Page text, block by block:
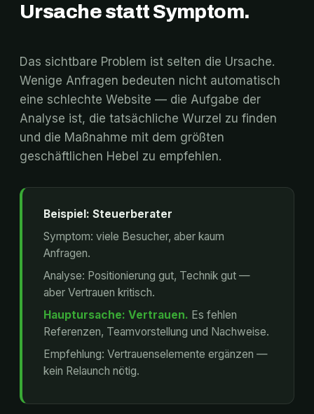
Ursache statt Symptom.
Das sichtbare Problem ist selten die Ursache.
Wenige Anfragen bedeuten nicht automatisch
eine schlechte Website — die Aufgabe der
Analyse ist, die tatsächliche Wurzel zu finden
und die Maßnahme mit dem größten
geschäftlichen Hebel zu empfehlen.
Beispiel: Steuerberater
Symptom: viele Besucher, aber kaum
Anfragen.
Analyse: Positionierung gut, Technik gut —
aber Vertrauen kritisch.
Hauptursache: Vertrauen. Es fehlen
Referenzen, Teamvorstellung und Nachweise.
Empfehlung: Vertrauenselemente ergänzen —
kein Relaunch nötig.